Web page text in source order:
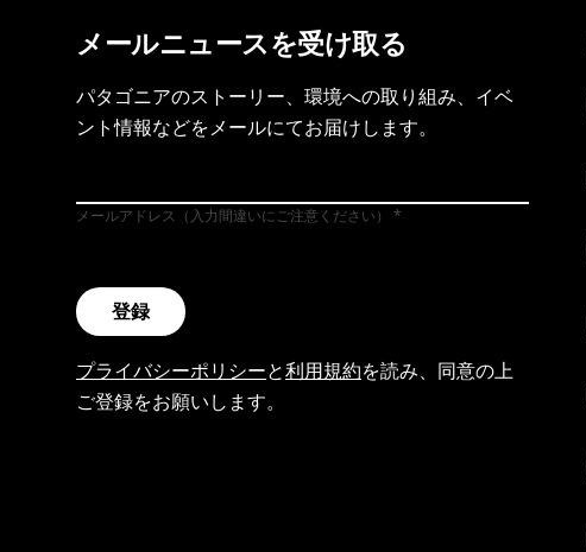
メールニュースを受け取る
パタゴニアのストーリー、環境への取り組み、イベ
ント情報などをメールにてお届けします。
メールアドレス（入力間違いにご注意ください）
登録
プライバシーポリシーと利用規約を読み、同意の上
ご登録をお願いします。